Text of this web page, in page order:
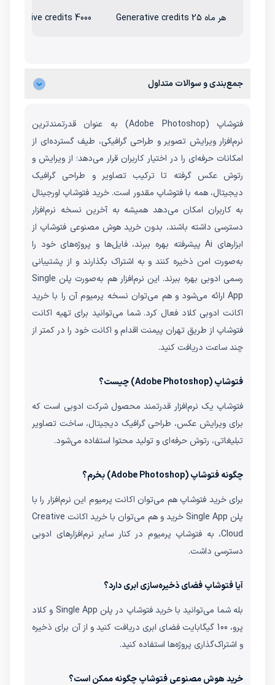
هر ماه 25 Generative credits 4000 generative credits برای ویژگی‌های پریمیوم AI
جمع‌بندی و سوالات متداول
فتوشاپ (Adobe Photoshop) به عنوان قدرتمندترین
نرم‌افزار ویرایش تصویر و طراحی گرافیکی، طیف گسترده‌ای از
امکانات حرفه‌ای را در اختیار کاربران قرار می‌دهد؛ از ویرایش و
رتوش عکس گرفته تا ترکیب تصاویر و طراحی گرافیک
دیجیتال، همه با فتوشاپ مقدور است. خرید فتوشاپ اورجینال
به کاربران امکان می‌دهد همیشه به آخرین نسخه نرم‌افزار
دسترسی داشته باشند، بدون خرید هوش مصنوعی فتوشاپ از
ابزارهای Ai پیشرفته بهره ببرند، فایل‌ها و پروژه‌های خود را
به‌صورت امن ذخیره کنند و به اشتراک بگذارند و از پشتیبانی
رسمی ادوبی بهره ببرند. این نرم‌افزار هم به‌صورت پلن Single
App ارائه می‌شود و هم می‌توان نسخه پرمیوم آن را با خرید
اکانت ادوبی کلاد فعال کرد. شما می‌توانید برای تهیه اکانت
فتوشاپ از طریق تهران پیمنت اقدام و اکانت خود را در کمتر از
چند ساعت دریافت کنید.
فتوشاپ (Adobe Photoshop) چیست؟
فتوشاپ یک نرم‌افزار قدرتمند محصول شرکت ادوبی است که
برای ویرایش عکس، طراحی گرافیک دیجیتال، ساخت تصاویر
تبلیغاتی، رتوش حرفه‌ای و تولید محتوا استفاده می‌شود.
چگونه فتوشاپ (Adobe Photoshop) بخرم؟
برای خرید فتوشاپ هم می‌توان اکانت پرمیوم این نرم‌افزار را با
پلن Single App خرید و هم می‌توان با خرید اکانت Creative
Cloud، به فتوشاپ پرمیوم در کنار سایر نرم‌افزارهای ادوبی
دسترسی داشت.
آیا فتوشاپ فضای ذخیره‌سازی ابری دارد؟
بله شما می‌توانید با خرید فتوشاپ در پلن Single App و کلاد
پرو، 100 گیگابایت فضای ابری دریافت کنید و از آن برای ذخیره
و اشتراک‌گذاری پروژه‌ها استفاده کنید.
خرید هوش مصنوعی فتوشاپ چگونه ممکن است؟